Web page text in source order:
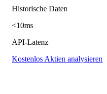
Historische Daten
<10ms
API-Latenz
Kostenlos Aktien analysieren